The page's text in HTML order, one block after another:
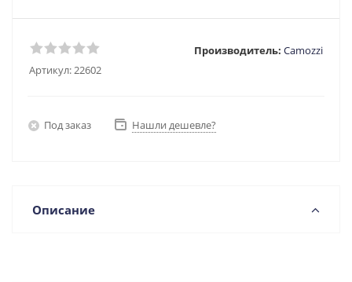
Артикул:22602
Производитель: Camozzi
Под заказ Нашли дешевле?
Описание